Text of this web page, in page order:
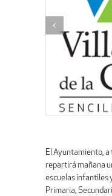
El Ayuntamiento, a
repartirá mañana
escuelas infantiles
Primaria,